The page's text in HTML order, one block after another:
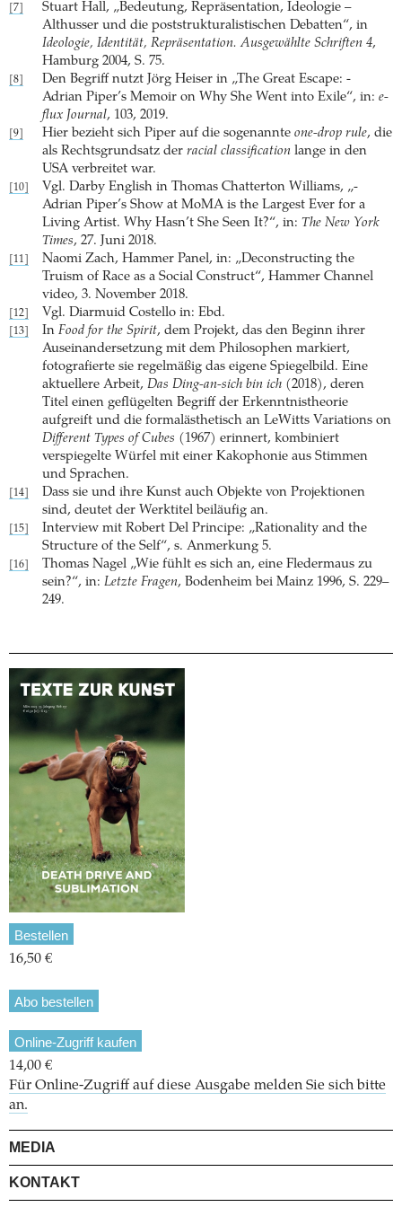
[7]
Stuart Hall, „Bedeutung, Repräsentation, Ideologie –
Althusser und die poststrukturalistischen Debatten“, in
Ideologie, Identität, Repräsentation. Ausgewählte Schriften 4,
Hamburg 2004, S. 75.
[8]
Den Begriff nutzt Jörg Heiser in „The Great Escape: ­
Adrian Piper’s Memoir on Why She Went into Exile“, in: e-
flux Journal, 103, 2019.
[9] Hier bezieht sich Piper auf die sogenannte one-drop rule, die
als Rechtsgrundsatz der racial classification lange in den
USA verbreitet war.
[10]
Vgl. Darby English in Thomas Chatterton Williams, „­
Adrian Piper’s Show at MoMA is the Largest Ever for a
Living Artist. Why Hasn’t She Seen It?“, in: The New York
Times, 27. Juni 2018.
[11]
Naomi Zach, Hammer Panel, in: „Deconstructing the
Truism of Race as a Social Construct“, Hammer Channel
video, 3. November 2018.
[12] Vgl. Diarmuid Costello in: Ebd.
[13] In Food for the Spirit, dem Projekt, das den Beginn ihrer
Auseinandersetzung mit dem Philosophen markiert,
fotografierte sie regelmäßig das eigene Spiegelbild. Eine
aktuellere Arbeit, Das Ding-an-sich bin ich (2018), deren
Titel einen geflügelten Begriff der Erkenntnistheorie
aufgreift und die formalästhetisch an LeWitts Variations on
Different Types of Cubes (1967) erinnert, kombiniert
verspiegelte ­Würfel mit einer Kakophonie aus Stimmen
und Sprachen.
[14]
Dass sie und ihre Kunst auch Objekte von Projektionen
sind, deutet der Werktitel beiläufig an.
[15]
Interview mit Robert Del Principe: „Rationality and the
Structure of the Self“, s. Anmerkung 5.
[16]
Thomas Nagel „Wie fühlt es sich an, eine Fledermaus zu
sein?“, in: Letzte Fragen, Bodenheim bei Mainz 1996, S. 229–
249.
Bestellen
16,50 €
Abo bestellen
Online-Zugriff kaufen
14,00 €
Für Online-Zugriff auf diese Ausgabe melden Sie sich bitte
an.
MEDIA
KONTAKT